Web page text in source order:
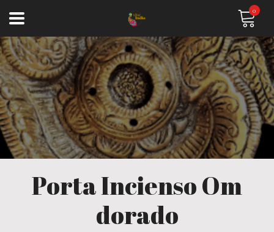
0
Porta Incienso Om
dorado